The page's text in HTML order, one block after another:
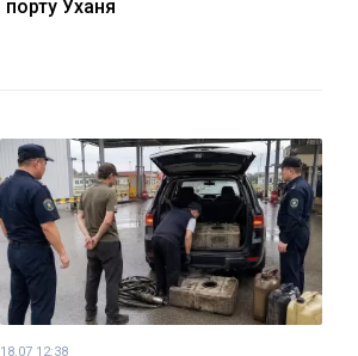
порту Уханя
18.07 12:38